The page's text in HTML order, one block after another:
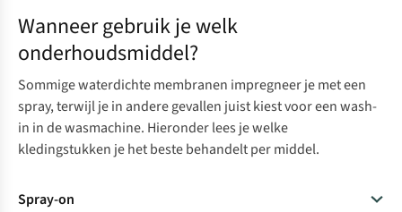
Wanneer gebruik je welk
onderhoudsmiddel?
Sommige waterdichte membranen impregneer je met een
spray, terwijl je in andere gevallen juist kiest voor een wash-
in in de wasmachine. Hieronder lees je welke
kledingstukken je het beste behandelt per middel.
Spray-on